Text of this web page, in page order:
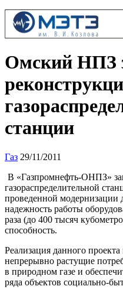
Омский НПЗ
станции
Газ 29/11/2011
В «Газпромнефть-ОНПЗ»
газораспределительной
проведенной модернизации
надежность работы
раза (до 400 тысяч
способность.
Реализация данного проекта
непрерывно растущие
в природном газе и
ряда объектов социально-